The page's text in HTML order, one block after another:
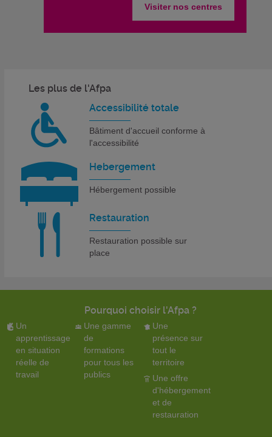
Visiter nos centres
Les plus de l'Afpa
Accessibilité totale
Bâtiment d'accueil conforme à
l'accessibilité
Hebergement
Hébergement possible
Restauration
Restauration possible sur
place
Pourquoi choisir l'Afpa ?
Un
apprentissage
en situation
réelle de
travail
Une gamme
de
formations
pour tous les
publics
Une
présence sur
tout le
territoire
Une offre
d'hébergement
et de
restauration